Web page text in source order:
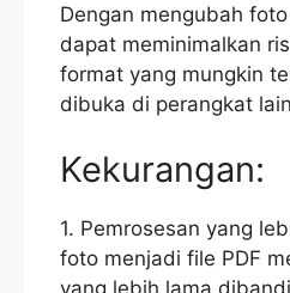
Dengan mengubah
dapat meminimalkan
format yang mungkin
dibuka di perangkat
Kekurangan:
1. Pemrosesan yang
foto menjadi file PDF